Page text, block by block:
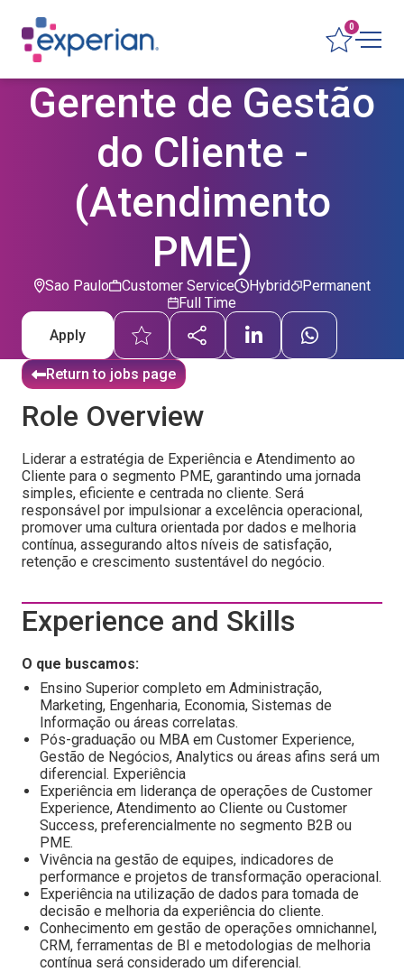
0
Gerente de Gestão
do Cliente -
(Atendimento
PME)
Sao Paulo Customer Service Permanent
Hybrid
Full Time
Apply
Return to jobs page
Role Overview
Liderar a estratégia de Experiência e Atendimento ao
Cliente para o segmento PME, garantindo uma jornada
simples, eficiente e centrada no cliente. Será
responsável por impulsionar a excelência operacional,
promover uma cultura orientada por dados e melhoria
contínua, assegurando altos níveis de satisfação,
retenção e crescimento sustentável do negócio.
Experience and Skills
O que buscamos:
Ensino Superior completo em Administração,
Marketing, Engenharia, Economia, Sistemas de
Informação ou áreas correlatas.
Pós-graduação ou MBA em Customer Experience,
Gestão de Negócios, Analytics ou áreas afins será um
diferencial. Experiência
Experiência em liderança de operações de Customer
Experience, Atendimento ao Cliente ou Customer
Success, preferencialmente no segmento B2B ou
PME.
Vivência na gestão de equipes, indicadores de
performance e projetos de transformação operacional.
Experiência na utilização de dados para tomada de
decisão e melhoria da experiência do cliente.
Conhecimento em gestão de operações omnichannel,
CRM, ferramentas de BI e metodologias de melhoria
contínua será considerado um diferencial.